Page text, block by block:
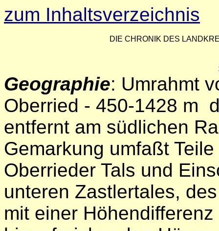
zum Inhaltsverzeichnis
DIE CHRONIK DES
Geographie: Umrahmt
Oberried - 450-1428 m
entfernt am südlichen
Gemarkung umfaßt
Oberrieder Tals und
unteren Zastlertales,
mit einer